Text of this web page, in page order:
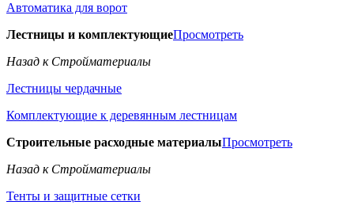
Автоматика для ворот
Лестницы и комплектующиеПросмотреть
Назад к Стройматериалы
Лестницы чердачные
Комплектующие к деревянным лестницам
Строительные расходные материалыПросмотреть
Назад к Стройматериалы
Тенты и защитные сетки